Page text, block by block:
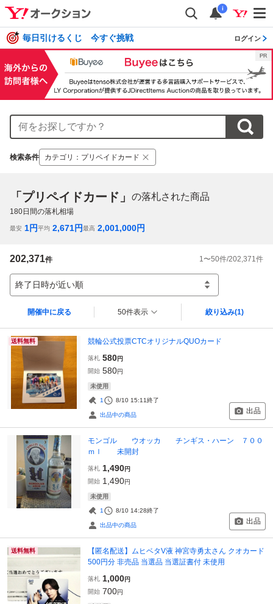
i
毎日引けるくじ 今すぐ挑戦 ログイン
検索条件 カテゴリ ： プリペイドカード
「プリペイドカード」 の落札された商品
180日間の落札相場
最安 1円平均 2,671円最高 2,001,000円
202,371件 1 〜50件/202,371 件
終了日時が近い順
開催中に戻る 50件表示 絞り込み(1)
送料無料 競輪公式投票CTCオリジナルQUOカード
落札 580円
開始 580円
未使用
1 8/10 15:11終了
出品中の商品 出品
モンゴル ウオッカ チンギス・ハーン ７００
ｍｌ 未開封
落札 1,490円
開始 1,490円
未使用
1 8/10 14:28終了
出品中の商品 出品
送料無料
【匿名配送】ムヒベタV液 神宮寺勇太さん クオカード
500円分 非売品 当選品 当選証書付 未使用
落札 1,000円
開始 700円